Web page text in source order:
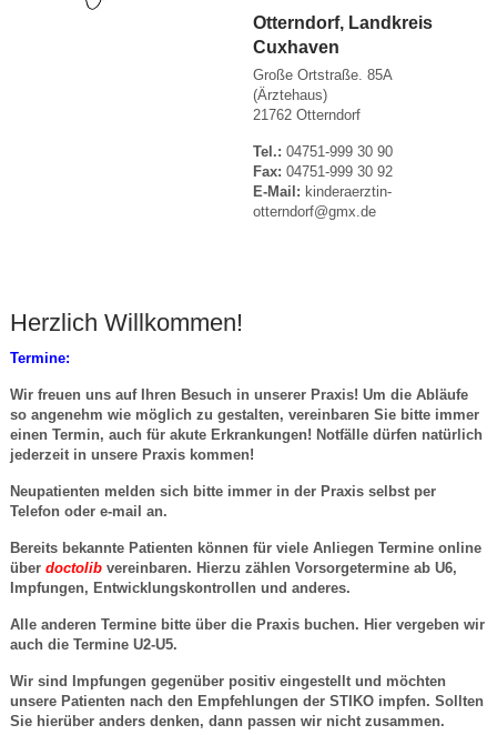
Otterndorf, Landkreis
Cuxhaven
Große Ortstraße. 85A
(Ärztehaus)
21762 Otterndorf
Tel.: 04751-999 30 90
Fax: 04751-999 30 92
E-Mail: kinderaerztin-
otterndorf@gmx.de
Herzlich Willkommen!
Termine:
Wir freuen uns auf Ihren Besuch in unserer Praxis! Um die Abläufe
so angenehm wie möglich zu gestalten, vereinbaren Sie bitte immer
einen Termin, auch für akute Erkrankungen! Notfälle dürfen natürlich
jederzeit in unsere Praxis kommen!
Neupatienten melden sich bitte immer in der Praxis selbst per
Telefon oder e-mail an.
Bereits bekannte Patienten können für viele Anliegen Termine online
über doctolib vereinbaren. Hierzu zählen Vorsorgetermine ab U6,
Impfungen, Entwicklungskontrollen und anderes.
Alle anderen Termine bitte über die Praxis buchen. Hier vergeben wir
auch die Termine U2-U5.
Wir sind Impfungen gegenüber positiv eingestellt und möchten
unsere Patienten nach den Empfehlungen der STIKO impfen. Sollten
Sie hierüber anders denken, dann passen wir nicht zusammen.